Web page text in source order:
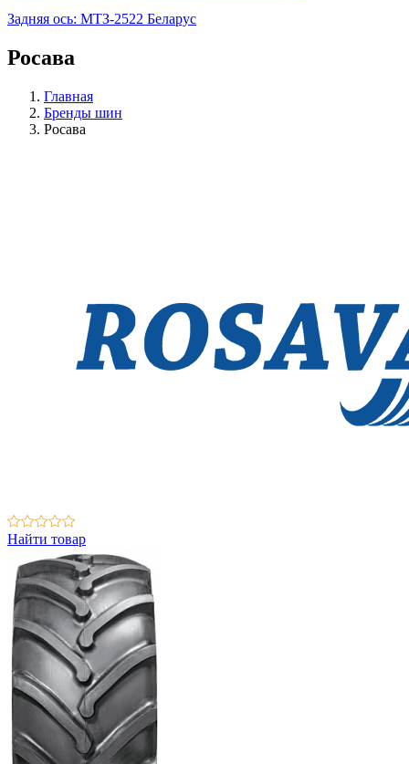
Задняя ось: МТЗ-2522 Беларус
Росава
Главная
Бренды шин
Росава
Найти товар